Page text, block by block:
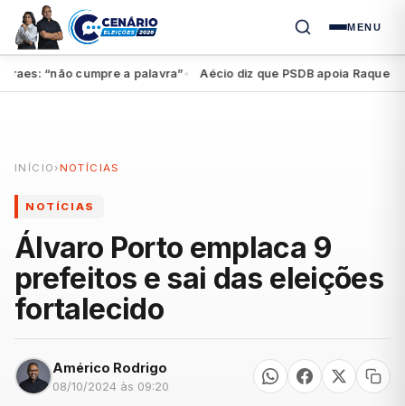
MENU
“não cumpre a palavra”● Aécio diz que PSDB apoia Raquel,
INÍCIO › NOTÍCIAS
NOTÍCIAS
Álvaro Porto emplaca 9
prefeitos e sai das eleições
fortalecido
Américo Rodrigo
08/10/2024 às 09:20